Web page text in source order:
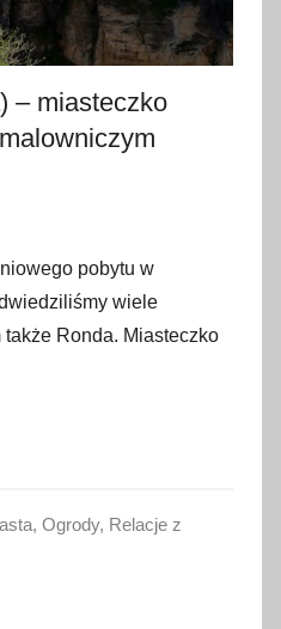
– miasteczko
pobytu w
wiele
Ronda. Miasteczko
, Ogrody, Relacje z